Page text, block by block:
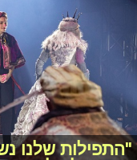
"התפילות שלנו